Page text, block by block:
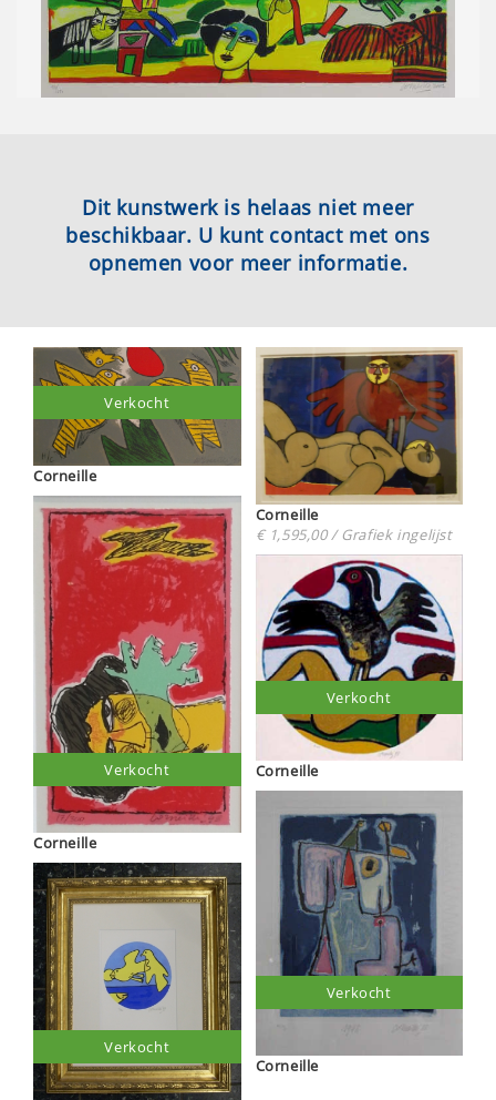
Dit kunstwerk is helaas niet meer
beschikbaar. U kunt contact met ons
opnemen voor meer informatie.
Corneille
Verkocht
Corneille
Verkocht
Verkocht
Corneille
€ 1,595,00 / Grafiek ingelijst
Corneille
Verkocht
Corneille
Verkocht